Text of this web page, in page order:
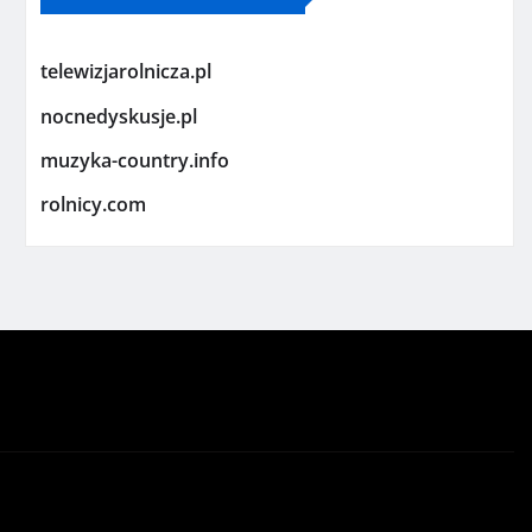
telewizjarolnicza.pl
nocnedyskusje.pl
muzyka-country.info
rolnicy.com